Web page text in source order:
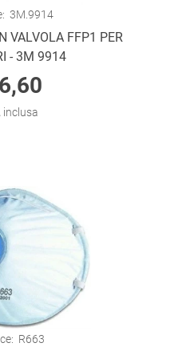
3M.9914
VALVOLA FFP1 PER
- 3M 9914
inclusa
R663